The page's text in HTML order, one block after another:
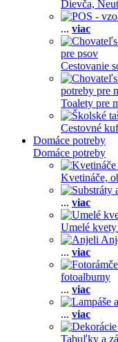
Dievča,
... viac
pre psov
Cestovanie
potreby pre
Toalety pre
Cestovné
Domáce potreby
Domáce potreby
Kvetináče,
... viac
Umelé
... viac
fotoalbumy
... viac
... viac
Tabuľky a